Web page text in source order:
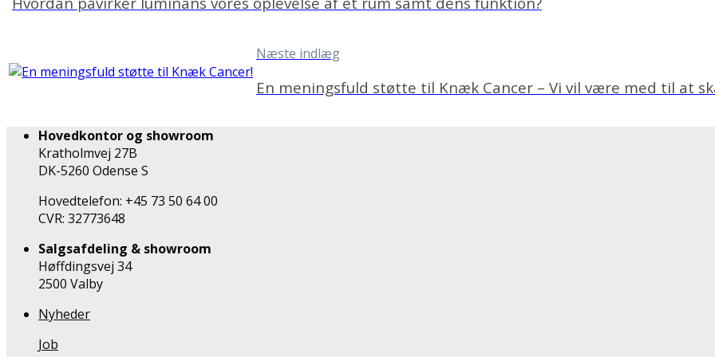
Næste indlæg
En meningsfuld støtte til Knæk Cancer – Vi vil være med til at
Hovedkontor og showroom
Kratholmvej 27B
DK-5260 Odense S
Hovedtelefon: +45 73 50 64 00
CVR: 32773648
Salgsafdeling & showroom
Høffdingsvej 34
2500 Valby
Nyheder
Job